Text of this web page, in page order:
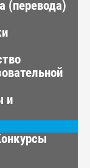
(перевода)
и